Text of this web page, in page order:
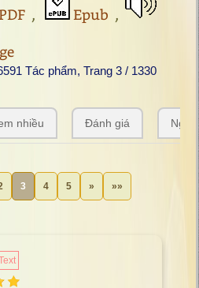
, Epub ,
Tác phẩm, Trang 3 / 1330
nhiều Đánh giá
3 4 5 » »»